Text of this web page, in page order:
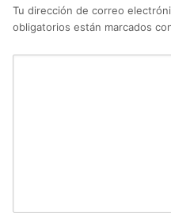
Tu dirección de correo
obligatorios están marcados